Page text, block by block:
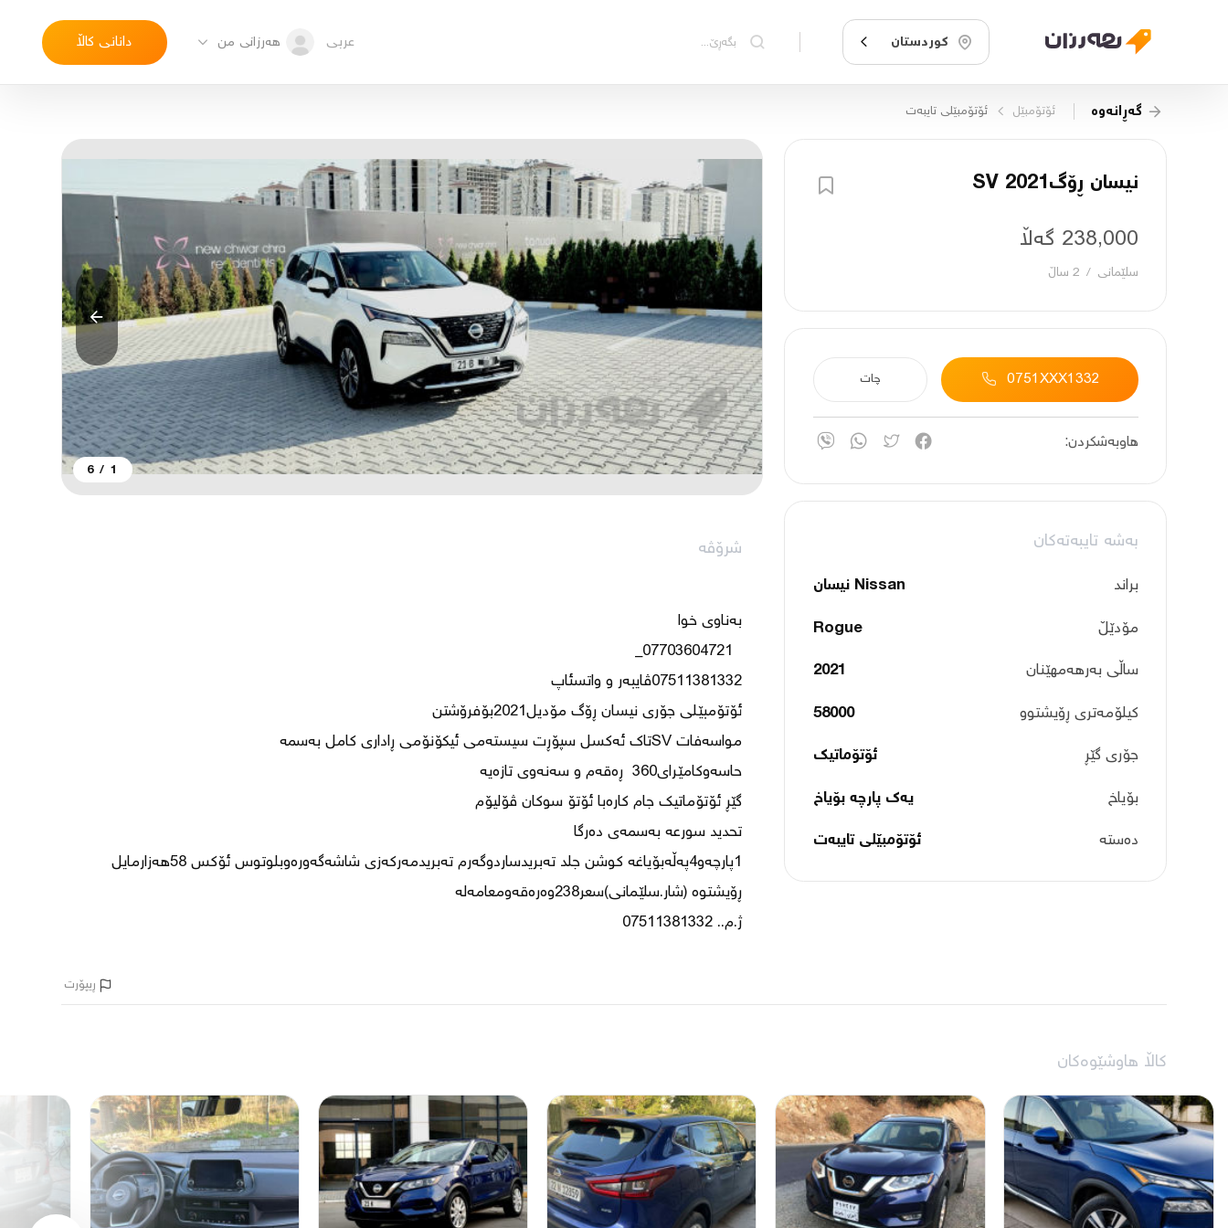
کوردستان عربی هەرزانی من دانانی کاڵا
گەڕانەوە ئۆتۆمبێل ئۆتۆمبێلی تایبه‌ت
نیسان ڕۆگ2021 SV
238,000 گەڵا
سلێمانی / 2 ساڵ
0751XXX1332 چات
هاوبەشکردن:
بەشە تایبەتەکان
براند
Nissan نیسان
مۆدێڵ
Rogue
ساڵی بەرهەمهێنان
2021
کیلۆمەتری ڕۆیشتوو
58000
جۆری گێڕ
ئۆتۆماتیک
بۆیاخ
یەک پارچە بۆیاخ
دەستە
ئۆتۆمبێلی تایبه‌ت
1
/
6
شرۆڤە
بەناوی خوا
07703604721_
07511381332ڤایبەر و واتسئاپ
حاسەوکامێرای360  ڕەقەم و سەنەوی تازەیە
1پارچەو4پەڵەبۆیاغە کوشن جلد تەبریدساردوگەرم تەبریدمەرکەزی شاشەگەورەوبلوتوس ئۆکس 58هەزارمایل
ڕۆیشتوە (شار.سلێمانی)سعر238وەرەقەومعامەلە
ڕیپۆرت
کاڵا هاوشێوەکان